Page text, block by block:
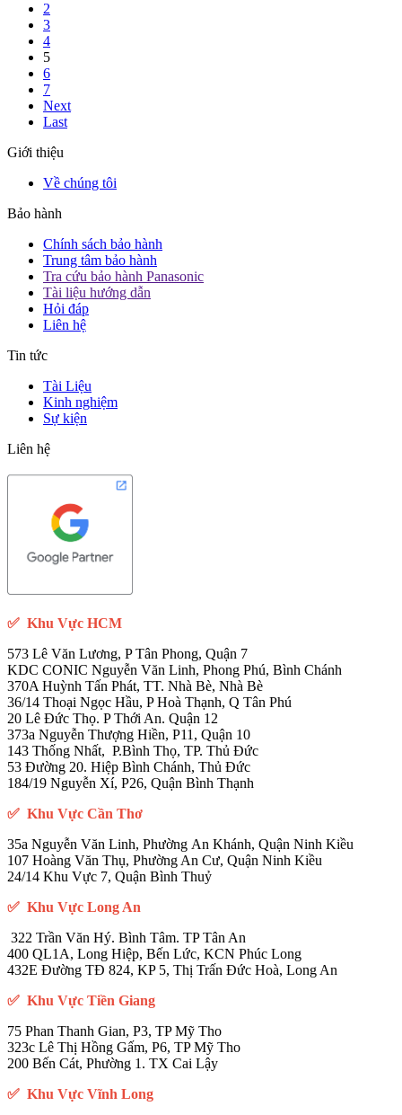
2
3
4
5
6
7
Next
Last
Giới thiệu
Về chúng tôi
Bảo hành
Chính sách bảo hành
Trung tâm bảo hành
Tra cứu bảo hành Panasonic
Tài liệu hướng dẫn
Hỏi đáp
Liên hệ
Tin tức
Tài Liệu
Kinh nghiệm
Sự kiện
Liên hệ
✅ Khu Vực HCM
573 Lê Văn Lương, P Tân Phong, Quận 7
KDC CONIC Nguyễn Văn Linh, Phong Phú, Bình Chánh
370A Huỳnh Tấn Phát, TT. Nhà Bè, Nhà Bè
36/14 Thoại Ngọc Hầu, P Hoà Thạnh, Q Tân Phú
20 Lê Đức Thọ. P Thới An. Quận 12
373a Nguyễn Thượng Hiền, P11, Quận 10
143 Thống Nhất, P.Bình Thọ, TP. Thủ Đức
53 Đường 20. Hiệp Bình Chánh, Thủ Đức
184/19 Nguyễn Xí, P26, Quận Bình Thạnh
✅ Khu Vực Cần Thơ
35a Nguyễn Văn Linh, Phường An Khánh, Quận Ninh Kiều
107 Hoàng Văn Thụ, Phường An Cư, Quận Ninh Kiều
24/14 Khu Vực 7, Quận Bình Thuỷ
✅ Khu Vực Long An
322 Trần Văn Hý. Bình Tâm. TP Tân An
400 QL1A, Long Hiệp, Bến Lức, KCN Phúc Long
432E Đường TĐ 824, KP 5, Thị Trấn Đức Hoà, Long An
✅ Khu Vực Tiền Giang
75 Phan Thanh Gian, P3, TP Mỹ Tho
323c Lê Thị Hồng Gấm, P6, TP Mỹ Tho
200 Bến Cát, Phường 1. TX Cai Lậy
✅ Khu Vực Vĩnh Long